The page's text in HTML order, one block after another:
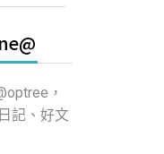
，
記、好文